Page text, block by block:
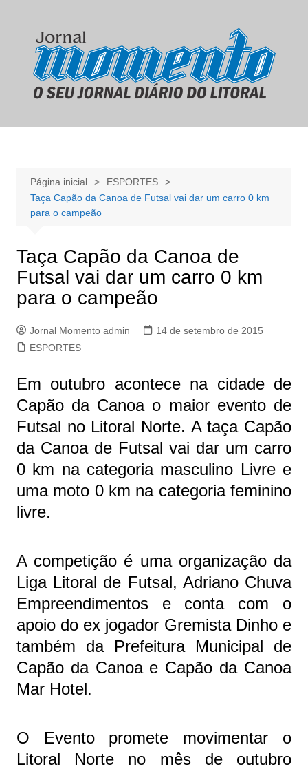
conteúdo
Página inicial
ESPORTES
Taça Capão da Canoa de Futsal vai dar um carro 0 km
para o campeão
Taça Capão da Canoa de
Futsal vai dar um carro 0 km
para o campeão
Jornal Momento admin
14 de setembro de 2015
ESPORTES
Em outubro acontece na cidade de
Capão da Canoa o maior evento de
Futsal no Litoral Norte. A taça Capão
da Canoa de Futsal vai dar um carro
0 km na categoria masculino Livre e
uma moto 0 km na categoria feminino
livre.
A competição é uma organização da
Liga Litoral de Futsal, Adriano Chuva
Empreendimentos e conta com o
apoio do ex jogador Gremista Dinho e
também da Prefeitura Municipal de
Capão da Canoa e Capão da Canoa
Mar Hotel.
O Evento promete movimentar o
Litoral Norte no mês de outubro